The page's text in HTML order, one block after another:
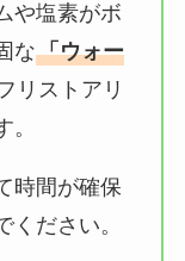
や塩素がボ
な「ウォー
リストアリ
時間が確保
ださい。